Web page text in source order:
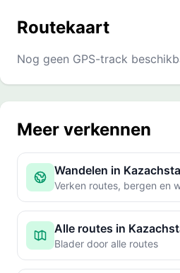
Routekaart
Nog geen GPS-track
Meer verkennen
Wandelen in
Verken routes, bergen en
Alle routes in
Blader door alle routes